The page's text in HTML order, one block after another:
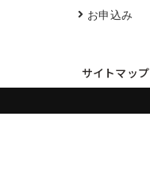
お申込み
サイトマップ